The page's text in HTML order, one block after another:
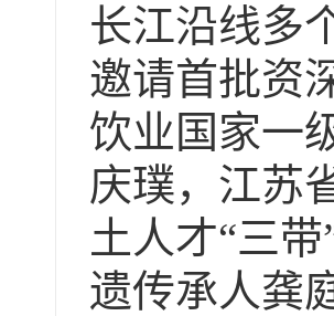
长江沿线多
邀请首批资
饮业国家一
庆璞，江苏
土人才“三
遗传承人龚